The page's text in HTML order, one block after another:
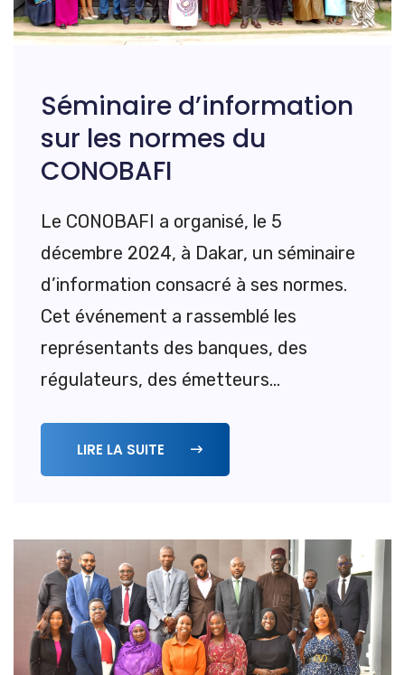
Séminaire d’information
sur les normes du
CONOBAFI
Le CONOBAFI a organisé, le 5
décembre 2024, à Dakar, un séminaire
d’information consacré à ses normes.
Cet événement a rassemblé les
représentants des banques, des
régulateurs, des émetteurs...
LIRE LA SUITE